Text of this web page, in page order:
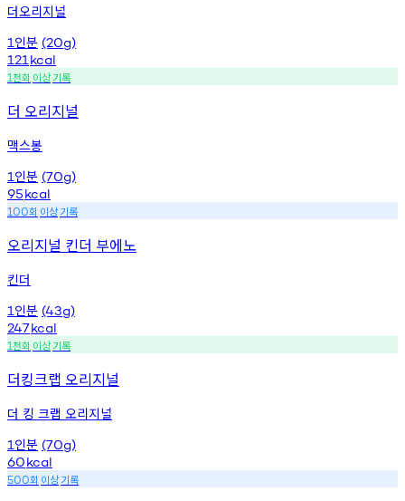
더오리지널
1 인분 (20g)
121 kcal
1천회 이상기록
더 오리지널
맥스봉
1 인분 (70g)
95kcal
100회 이상기록
오리지널 킨더 부에노
킨더
1 인분 (43g)
247kcal
1천회 이상기록
더킹크랩 오리지널
더 킹 크랩 오리지널
1 인분 (70g)
60kcal
500회 이상기록